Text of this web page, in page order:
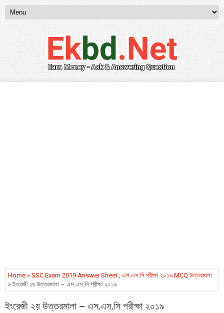
Home » SSC Exam 2019 Answer Sheet , এস.এস.সি পরীক্ষা ২০১৯ MCQ উত্তরমালা
» ইংরেজী ২য় উত্তরমালা – এস.এস.সি পরীক্ষা ২০১৯
ইংরেজী ২য় উত্তরমালা – এস.এস.সি পরীক্ষা ২০১৯